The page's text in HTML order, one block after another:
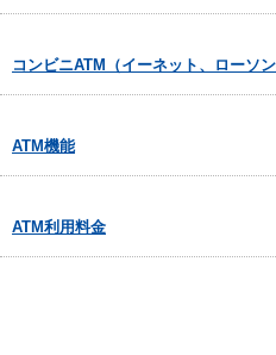
コンビニATM（イーネット、ローソ
ATM機能
ATM利用料金